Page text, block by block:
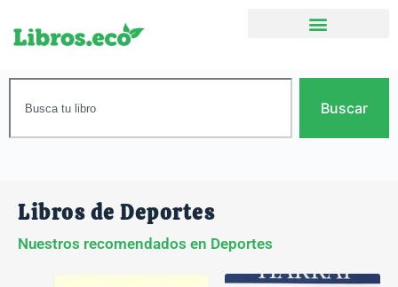
Buscar
Libros de Deportes
Nuestros recomendados en Deportes